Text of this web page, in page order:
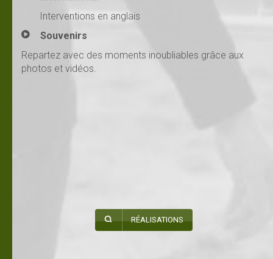
Interventions en anglais
Souvenirs
Repartez avec des moments inoubliables grâce aux
photos et vidéos.
RÉALISATIONS